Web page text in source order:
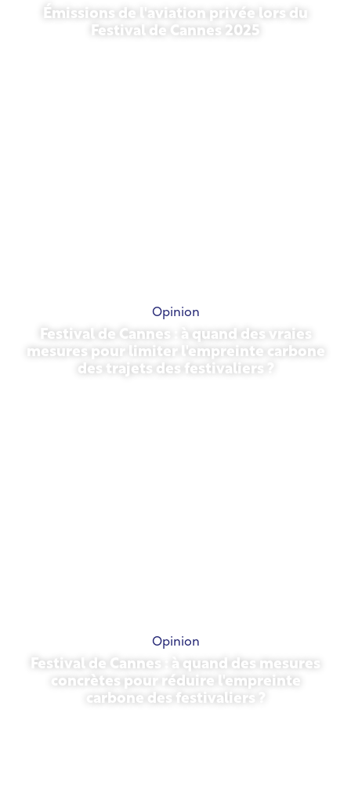
Émissions de l'aviation privée lors du
Festival de Cannes 2025
Opinion
Festival de Cannes : à quand des vraies
mesures pour limiter l'empreinte carbone
des trajets des festivaliers ?
Opinion
Festival de Cannes : à quand des mesures
concrètes pour réduire l'empreinte
carbone des festivaliers ?